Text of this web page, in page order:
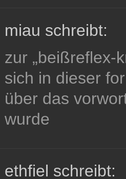
miau schreibt:
zur „beißreflex-
sich in dieser
über das
wurde
ethfiel schreibt: